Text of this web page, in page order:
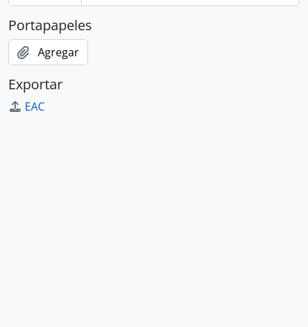
Portapapeles
Agregar
Exportar
EAC